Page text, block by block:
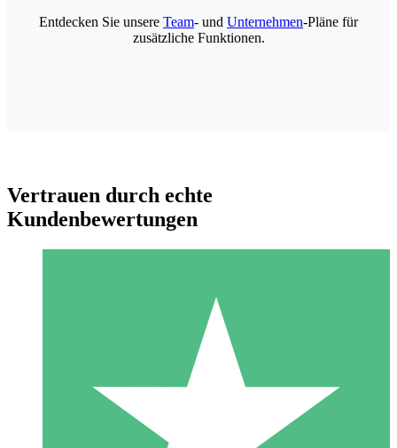
Individuelle Credit-Pakete
Zahlen Sie nach Bedarf mit Download-Credits. Keine
monatliche Verpflichtung erforderlich.
Entdecken Sie unsere Team- und Unternehmen-Pläne für
zusätzliche Funktionen.
Vertrauen durch echte
Kundenbewertungen